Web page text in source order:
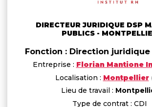
DIRECTEUR JURIDIQUE DSP
PUBLICS -
Fonction : Direction
Entreprise : Florian Mantione
Localisation : Montpellier
Lieu de travail :
Type de contrat : CDI